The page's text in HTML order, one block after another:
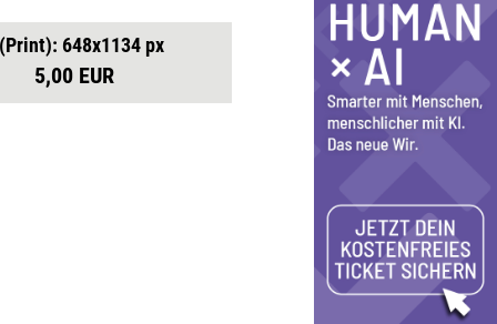
648x1134 px
5,00 EUR